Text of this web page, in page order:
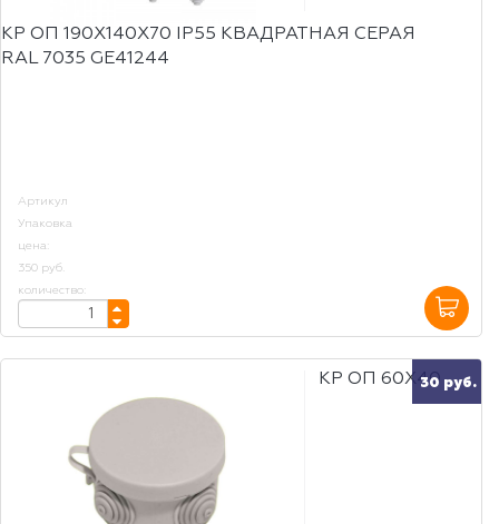
КР ОП 190Х140Х70 IP55 КВАДРАТНАЯ СЕРАЯ
RAL 7035 GE41244
Артикул
Упаковка
цена:
350 руб.
количество:
30 руб.
КР ОП 60Х40